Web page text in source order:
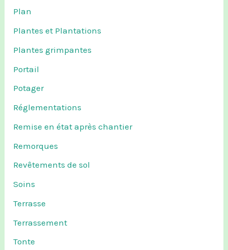
Plan
Plantes et Plantations
Plantes grimpantes
Portail
Potager
Réglementations
Remise en état après chantier
Remorques
Revêtements de sol
Soins
Terrasse
Terrassement
Tonte